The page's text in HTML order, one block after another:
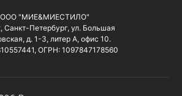
ООО "МИЕ&МИЕСТИЛО"
Санкт-Петербург, ул. Большая
д. 1-3, литер А, офис 10.
ОГРН: 1097847178560